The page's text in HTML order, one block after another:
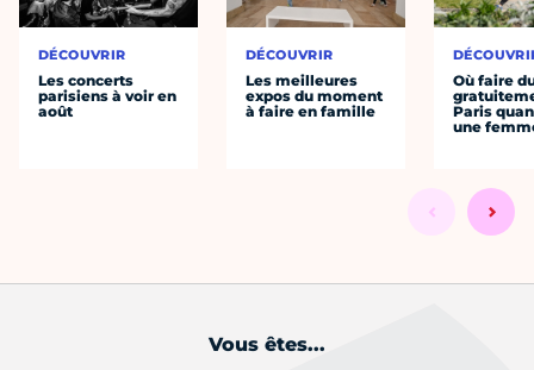
DÉCOUVRIR
Les concerts
parisiens à voir en
août
DÉCOUVRIR
Les meilleures
expos du moment
à faire en famille
Où faire
Paris
une
Vous êtes...